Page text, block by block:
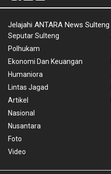
Jelajahi ANTARA News Sulteng
Seputar Sulteng
Polhukam
Ekonomi Dan Keuangan
Humaniora
Lintas Jagad
Artikel
Nasional
Nusantara
Foto
Video